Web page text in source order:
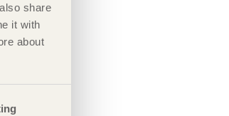
share
it with
about